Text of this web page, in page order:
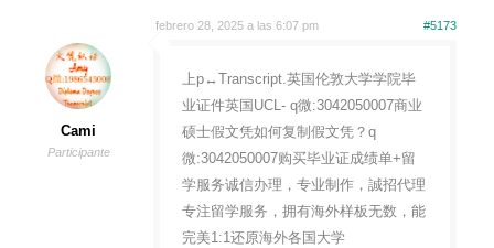
febrero 28, 2025 a las 6:07 pm #5173
Cami
Participante
上p↔Transcript.英国伦敦大学学院毕
业证件英国UCL- q微:3042050007商业
硕士假文凭如何复制假文凭？q
微:3042050007购买毕业证成绩单+留
学服务诚信办理，专业制作，誠招代理
专注留学服务，拥有海外样板无数，能
完美1:1还原海外各国大学